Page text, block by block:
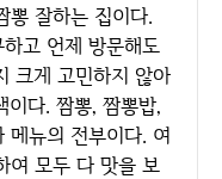
뽕 잘하는 집이다.
고 언제 방문해도
크게 고민하지 않아
다. 짬뽕, 짬뽕밥,
메뉴의 전부이다. 여
여 모두 다 맛을 보